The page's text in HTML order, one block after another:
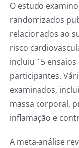
O estudo
randomizados
relacionados ao
risco
incluiu 15
participantes.
examinados,
massa corporal,
inflamação e
A meta-análise